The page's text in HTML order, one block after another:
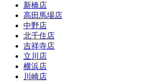
新橋店
高田馬場店
中野店
北千住店
吉祥寺店
立川店
横浜店
川崎店